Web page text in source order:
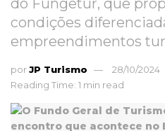
condições
empreendimentos
porJP Turismo
28/10/2024
Reading Time: 1 min read